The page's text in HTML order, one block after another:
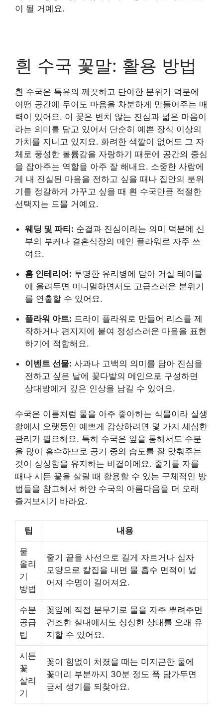
이 될 거예요.
흰 수국 꽃말: 활용 방법
흰 수국은 특유의 깨끗하고 단아한 분위기 덕분에
어떤 공간에 두어도 마음을 차분하게 만들어주는 매
력이 있어요. 이 꽃은 변치 않는 진심과 넓은 마음이
라는 의미를 담고 있어서 단순히 예쁜 장식 이상의
가치를 지니고 있지요. 화려한 색깔이 없어도 그 자
체로 풍성한 볼륨감을 자랑하기 때문에 공간의 중심
을 잡아주는 역할을 아주 잘 해내요. 소중한 사람에
게 내 진실된 마음을 전하고 싶을 때나 집안의 분위
기를 정갈하게 가꾸고 싶을 때 흰 수국만큼 적절한
선택지는 드물 거예요.
웨딩 및 파티: 순결과 진심이라는 의미 덕분에 신
부의 부케나 결혼식장의 메인 플라워로 자주 쓰
여요.
홈 인테리어: 투명한 유리병에 담아 거실 테이블
에 올려두면 미니멀하면서도 고급스러운 분위기
를 연출할 수 있어요.
플라워 아트: 드라이 플라워로 만들어 리스를 제
작하거나 편지지에 붙여 정성스러운 마음을 표현
하기에 적합해요.
이벤트 선물: 사과나 고백의 의미를 담아 진심을
전하고 싶은 날에 꽃다발의 메인으로 구성하면
상대방에게 깊은 인상을 남길 수 있어요.
수국은 이름처럼 물을 아주 좋아하는 식물이라 실생
활에서 오랫동안 예쁘게 감상하려면 몇 가지 세심한
관리가 필요해요. 특히 수국은 잎을 통해서도 수분
을 많이 흡수하므로 공기 중의 습도를 잘 맞춰주는
것이 싱싱함을 유지하는 비결이에요. 줄기를 자를
때나 시든 꽃을 살릴 때 활용할 수 있는 구체적인 방
법들을 참고해서 하얀 수국의 아름다움을 더 오래
즐겨보시기 바라요.
팁 내용
물
올리
기
방법
줄기 끝을 사선으로 길게 자르거나 십자
모양으로 칼집을 내면 물 흡수 면적이 넓
어져 수명이 길어져요.
수분
공급
팁
꽃잎에 직접 분무기로 물을 자주 뿌려주면
건조한 실내에서도 싱싱한 상태를 오래 유
지할 수 있어요.
시든
꽃
살리
기
꽃이 힘없이 처졌을 때는 미지근한 물에
꽃머리 부분까지 30분 정도 푹 담가두면
금세 생기를 되찾아요.